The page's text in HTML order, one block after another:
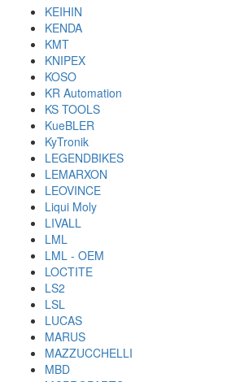
KEIHIN
KENDA
KMT
KNIPEX
KOSO
KR Automation
KS TOOLS
KueBLER
KyTronik
LEGENDBIKES
LEMARXON
LEOVINCE
Liqui Moly
LIVALL
LML
LML - OEM
LOCTITE
LS2
LSL
LUCAS
MARUS
MAZZUCCHELLI
MBD